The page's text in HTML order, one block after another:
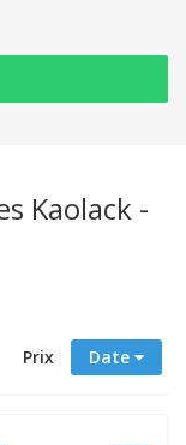
Kaolack -
Prix
Date